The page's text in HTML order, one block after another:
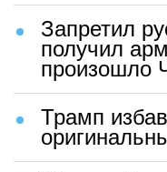
Запретил
получил
произошло
Трамп